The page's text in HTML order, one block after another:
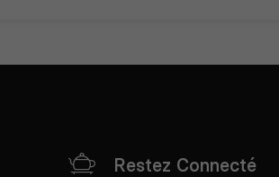
Restez Connecté